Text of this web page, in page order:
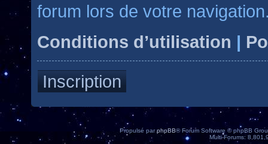
forum lors de votre
Conditions d’utilisation |
Inscription
Propulsé parphpBB® Forum Software © phpBB
Multi-Forums: